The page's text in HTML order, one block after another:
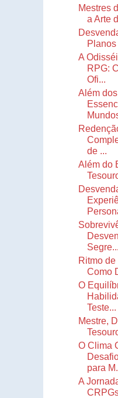
Mestres
a Arte
A
RPG:
Ofi...
Além
de ...
Além do
Segre...
Ritmo
Como
O
Teste...
Mestre,
O Clima
para
A